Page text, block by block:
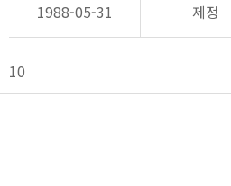
1988-05-31 제정
10